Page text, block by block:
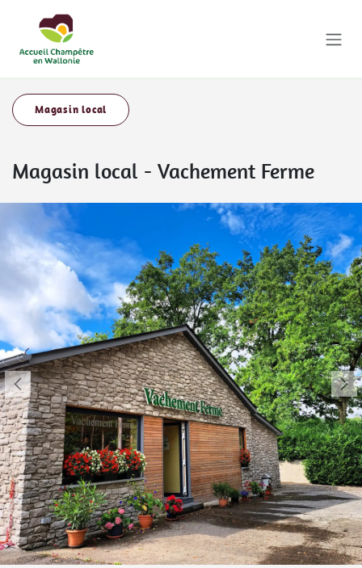
Magasin local
Magasin local - Vachement Ferme